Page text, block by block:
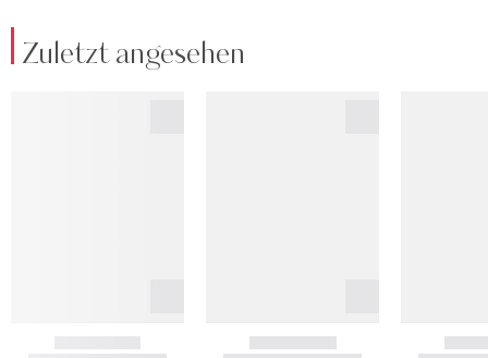
Zuletzt angesehen